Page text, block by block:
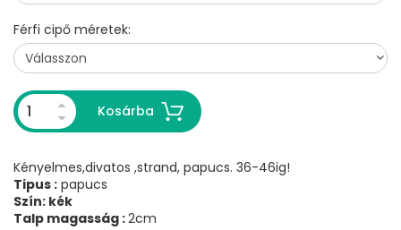
Férfi cipő méretek:
Kosárba
Kényelmes,divatos ,strand, papucs. 36-46ig!
Tipus : papucs
Szín: kék
Talp magasság :2cm